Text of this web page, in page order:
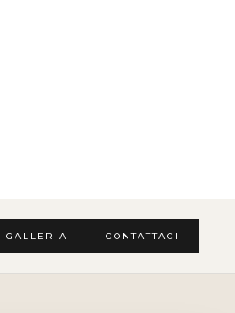
GALLERIA CONTATTACI